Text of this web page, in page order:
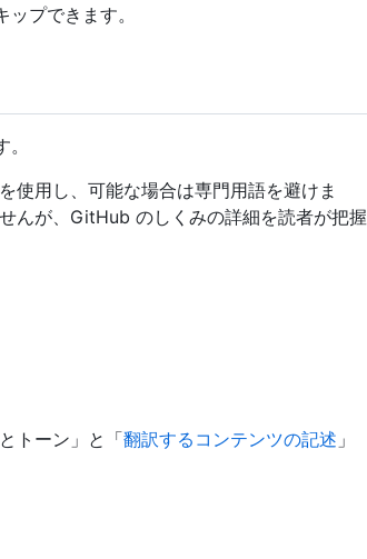
プできます。
使用し、可能な場合は専門用語を避けま
んが、GitHub のしくみの詳細を読者が把握
トーン」と「翻訳するコンテンツの記述 」